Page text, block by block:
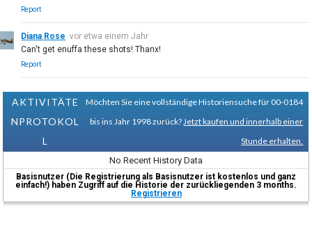
Report
Diana Rose vor etwa einem Jahr
Can't get enuffa these shots! Thanx!
Report
AKTIVITÄTE
NPROTOKOL
L
Möchten Sie eine vollständige Historiensuche für 00-0184
bis ins Jahr 1998 zurück? Jetzt kaufen und innerhalb einer
Stunde erhalten.
No Recent History Data
Basisnutzer (Die Registrierung als Basisnutzer ist kostenlos und ganz
einfach!) haben Zugriff auf die Historie der zurückliegenden 3 months.
Registrieren